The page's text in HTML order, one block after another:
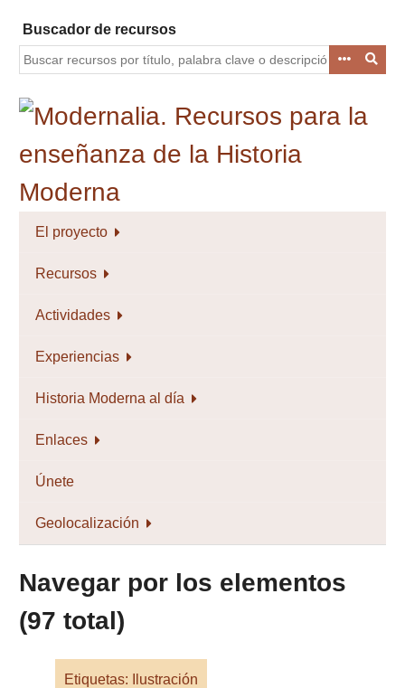
contenido
principal
Buscador de recursos
El proyecto
Recursos
Actividades
Experiencias
Historia Moderna al día
Enlaces
Únete
Geolocalización
Navegar por los elementos
(97 total)
Etiquetas: Ilustración